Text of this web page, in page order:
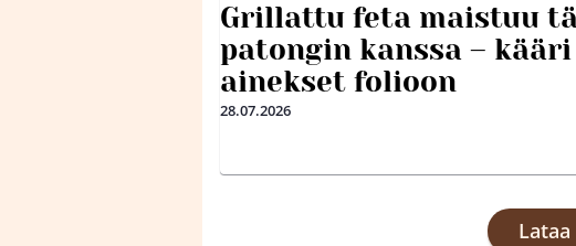
Grillattu feta maistuu
patongin kanssa –
ainekset folioon
28.07.2026
Lataa